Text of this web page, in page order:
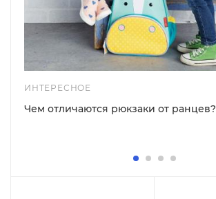
ИНТЕРЕСНОЕ
Чем отличаются рюкзаки от ранцев?